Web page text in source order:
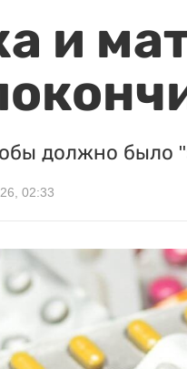
и
должно было
02:33